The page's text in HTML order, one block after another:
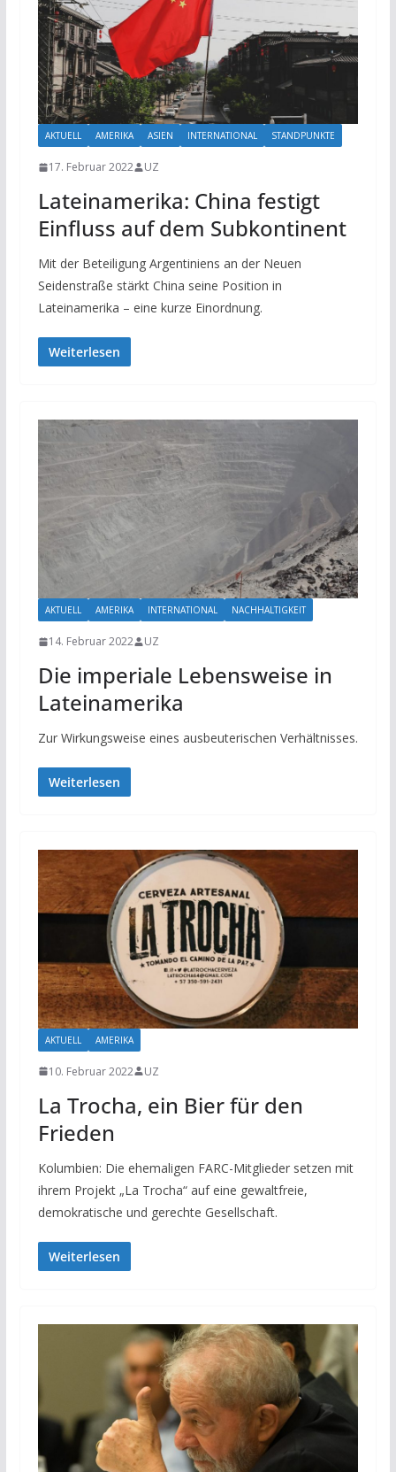
AKTUELL AMERIKA ASIEN INTERNATIONAL STANDPUNKTE
17. Februar 2022 UZ
Lateinamerika: China festigt
Einfluss auf dem Subkontinent
Mit der Beteiligung Argentiniens an der Neuen
Seidenstraße stärkt China seine Position in
Lateinamerika – eine kurze Einordnung.
Weiterlesen
AKTUELL AMERIKA INTERNATIONAL NACHHALTIGKEIT
14. Februar 2022 UZ
Die imperiale Lebensweise in
Lateinamerika
Zur Wirkungsweise eines ausbeuterischen Verhältnisses.
Weiterlesen
AKTUELL AMERIKA
10. Februar 2022 UZ
La Trocha, ein Bier für den
Frieden
Kolumbien: Die ehemaligen FARC-Mitglieder setzen mit
ihrem Projekt „La Trocha“ auf eine gewaltfreie,
demokratische und gerechte Gesellschaft.
Weiterlesen